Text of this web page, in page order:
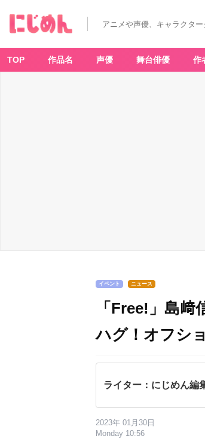
アニメや声優、キャラクタ
TOP 作品名 声優 舞台俳優 作
イベント ニュース
「Free!」島
ハグ！オフシ
ライター：にじめん編
2023年 01月30日
Monday 10:56